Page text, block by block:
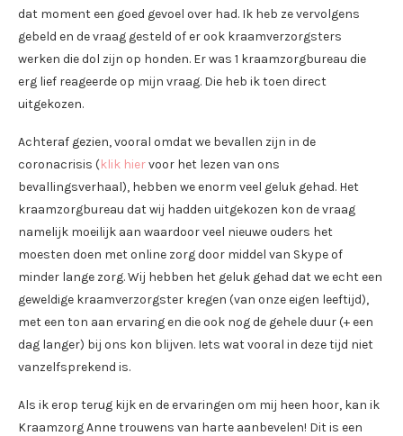
dat moment een goed gevoel over had. Ik heb ze vervolgens
gebeld en de vraag gesteld of er ook kraamverzorgsters
werken die dol zijn op honden. Er was 1 kraamzorgbureau die
erg lief reageerde op mijn vraag. Die heb ik toen direct
uitgekozen.
Achteraf gezien, vooral omdat we bevallen zijn in de
coronacrisis (klik hiervoor het lezen van ons
bevallingsverhaal), hebben we enorm veel geluk gehad. Het
kraamzorgbureau dat wij hadden uitgekozen kon de vraag
namelijk moeilijk aan waardoor veel nieuwe ouders het
moesten doen met online zorg door middel van Skype of
minder lange zorg. Wij hebben het geluk gehad dat we echt een
geweldige kraamverzorgster kregen (van onze eigen leeftijd),
met een ton aan ervaring en die ook nog de gehele duur (+ een
dag langer) bij ons kon blijven. Iets wat vooral in deze tijd niet
vanzelfsprekend is.
Als ik erop terug kijk en de ervaringen om mij heen hoor, kan ik
Kraamzorg Anne trouwens van harte aanbevelen! Dit is een